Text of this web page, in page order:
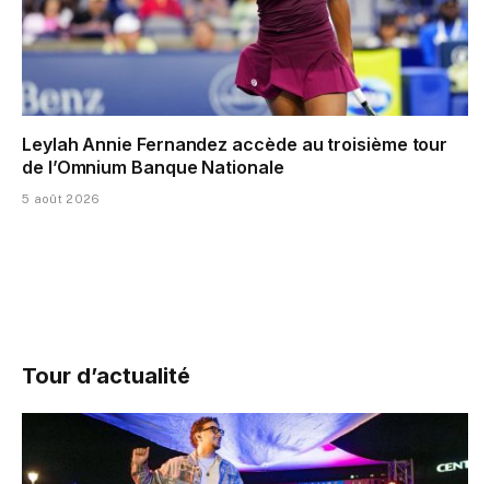
Leylah Annie Fernandez accède au troisième tour
de l’Omnium Banque Nationale
5 août 2026
Tour d’actualité